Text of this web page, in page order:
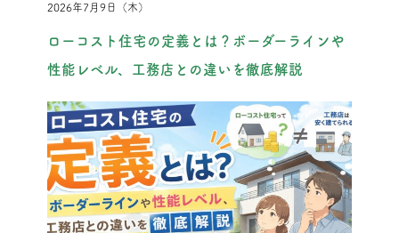
2026年7月9日（木）
ローコスト住宅の定義とは？ボーダーラインや
性能レベル、工務店との違いを徹底解説